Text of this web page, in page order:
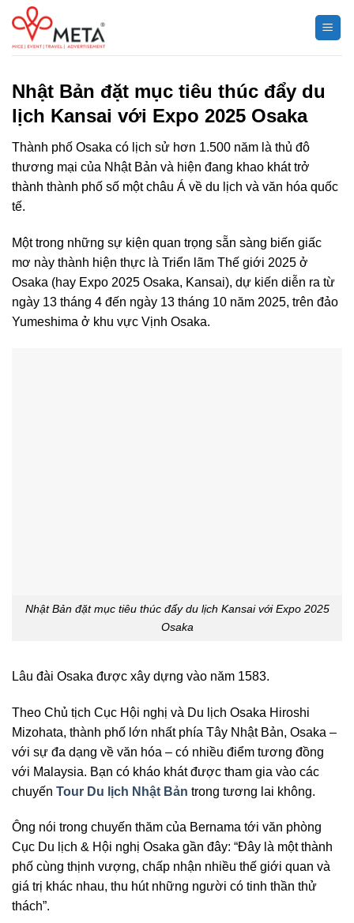
Chuyển
đến
nội
Nhật Bản đặt mục tiêu thúc đẩy du
lịch Kansai với Expo 2025 Osaka
Thành phố Osaka có lịch sử hơn 1.500 năm là thủ đô
thương mại của Nhật Bản và hiện đang khao khát trở
thành thành phố số một châu Á về du lịch và văn hóa quốc
tế.
Một trong những sự kiện quan trọng sẵn sàng biến giấc
mơ này thành hiện thực là Triển lãm Thế giới 2025 ở
Osaka (hay Expo 2025 Osaka, Kansai), dự kiến diễn ra từ
ngày 13 tháng 4 đến ngày 13 tháng 10 năm 2025, trên đảo
Yumeshima ở khu vực Vịnh Osaka.
Nhật Bản đặt mục tiêu thúc đẩy du lịch Kansai với Expo 2025
Osaka
Lâu đài Osaka được xây dựng vào năm 1583.
Theo Chủ tịch Cục Hội nghị và Du lịch Osaka Hiroshi
Mizohata, thành phố lớn nhất phía Tây Nhật Bản, Osaka –
với sự đa dạng về văn hóa – có nhiều điểm tương đồng
với Malaysia. Bạn có kháo khát được tham gia vào các
chuyến Tour Du lịch Nhật Bản trong tương lai không.
Ông nói trong chuyến thăm của Bernama tới văn phòng
Cục Du lịch & Hội nghị Osaka gần đây: “Đây là một thành
phố cùng thịnh vượng, chấp nhận nhiều thế giới quan và
giá trị khác nhau, thu hút những người có tinh thần thử
thách”.